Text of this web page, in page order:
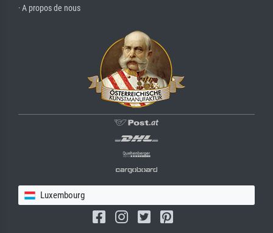
· A propos de nous
Luxembourg